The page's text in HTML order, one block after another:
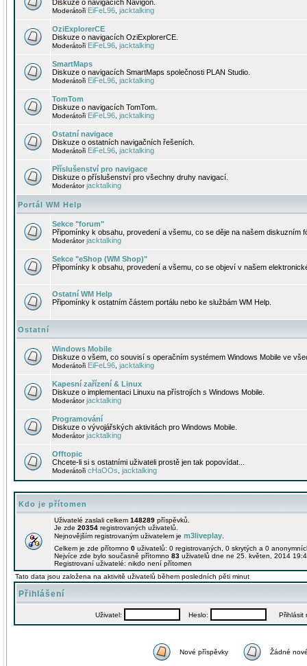
Diskuze o navigacích Navigon.
Moderátoři EiFeL96 jacktalking
OziExplorerCE
Diskuze o navigacích OziExplorerCE.
Moderátoři EiFeL96 jacktalking
SmartMaps
Diskuze o navigacích SmartMaps společnosti PLAN Studio.
Moderátoři EiFeL96 jacktalking
TomTom
Diskuze o navigacích TomTom.
Moderátoři EiFeL96 jacktalking
Ostatní navigace
Diskuze o ostatních navigačních řešeních.
Moderátoři EiFeL96 jacktalking
Příslušenství pro navigace
Diskuze o příslušenství pro všechny druhy navigací.
Moderátorjacktalking
Portál WM Help
Sekce "forum"
Připomínky k obsahu, provedení a všemu, co se děje na našem diskuzním
Moderátorjacktalking
Sekce "eShop (WM Shop)"
Připomínky k obsahu, provedení a všemu, co se objeví v našem
Ostatní WM Help
Připomínky k ostatním částem portálu nebo ke službám WM Help.
Ostatní
Windows Mobile
Diskuze o všem, co souvisí s operačním systémem Windows Mobile ve
Moderátoři EiFeL96 jacktalking
Kapesní zařízení & Linux
Diskuze o implementaci Linuxu na přístrojích s Windows Mobile.
Moderátorjacktalking
Programování
Diskuze o vývojářských aktivitách pro Windows Mobile.
Moderátorjacktalking
Offtopic
Chcete-li si s ostatními uživateli prostě jen tak popovídat...
Moderátoři cHaOOs jacktalking
Kdo je přítomen
Uživatelé zaslali celkem 148289 příspěvků.
Je zde 20354 registrovaných uživatelů.
Nejnovějším registrovaným uživatelem je m3liveplay
Celkem je zde přítomno 0 uživatelů: 0 registrovaných, 0 skrytých a 0
Nejvíce zde bylo současně přítomno 83 uživatelů dne ne 25. květen, 2014
Registrovaní uživatelé: nikdo není přítomen
Tato data jsou založena na aktivitě uživatelů během posledních pěti minut
Přihlášení
Uživatel: Heslo: Přihlásit
Nové příspěvky Žádné